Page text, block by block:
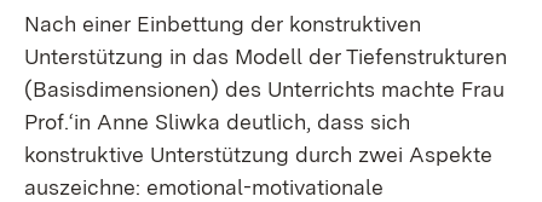
Nach einer Einbettung der konstruktiven
Unterstützung in das Modell der Tiefenstrukturen
(Basisdimensionen) des Unterrichts machte Frau
Prof.‘in Anne Sliwka deutlich, dass sich
konstruktive Unterstützung durch zwei Aspekte
auszeichne: emotional-motivationale